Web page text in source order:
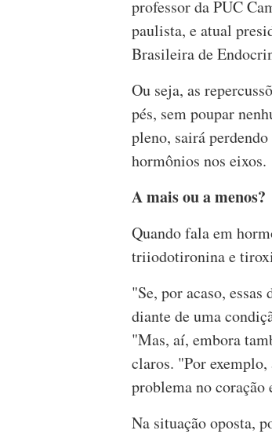
professor da PUC
paulista, e atual
Brasileira de
Ou seja, as
pés, sem poupar
pleno, sairá
hormônios nos eixos.
A mais ou a menos?
Quando fala em
triiodotironina e
"Se, por acaso, essas
diante de uma
"Mas, aí, embora
claros. "Por exemplo,
problema no coração
Na situação oposta,